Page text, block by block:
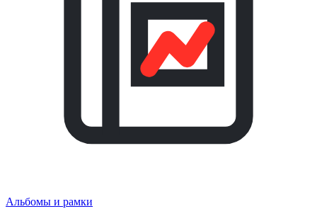
Альбомы и рамки